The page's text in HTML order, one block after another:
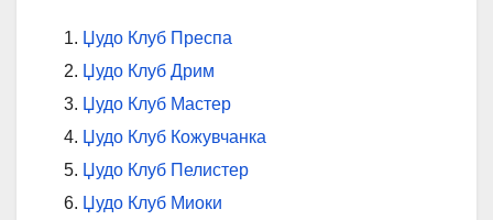
Џудо Клуб Преспа
Џудо Клуб Дрим
Џудо Клуб Мастер
Џудо Клуб Кожувчанка
Џудо Клуб Пелистер
Џудо Клуб Миоки